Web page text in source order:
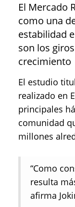
El Mercado
como una
estabilidad
son los
crecimiento
El estudio
realizado en
principales
comunidad
millones
“Como
resulta
afirma